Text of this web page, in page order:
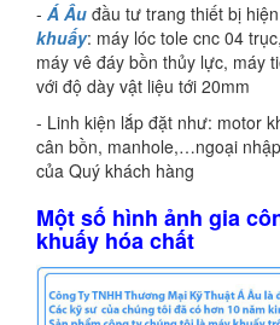
- Á Âu đầu tư trang thiết bị
khuấy: máy lóc tole cnc 04
máy vê đáy bồn thủy lực, máy
với độ dày vật liệu tới 20mm
- Linh kiện lắp đặt như: motor
cân bồn, manhole,…ngoại
của Quý khách hàng
Một số hình ảnh gia
khuấy hóa chất